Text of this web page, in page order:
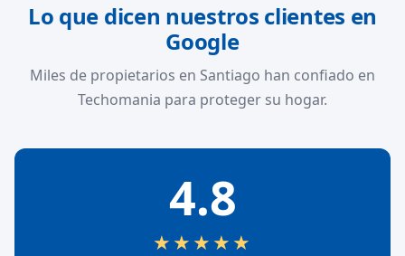
Lo que dicen nuestros clientes en
Google
Miles de propietarios en Santiago han confiado en
Techomania para proteger su hogar.
4.8
★★★★★